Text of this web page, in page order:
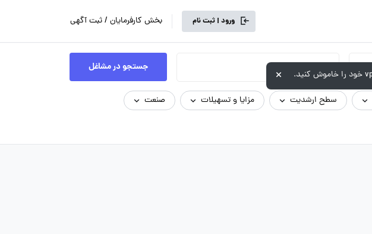
ورود | ثبت نام بخش کارفرمایان / ثبت آگهی
جستجو در مشاغل
سطح ارشدیت مزایا و تسهیلات
صنعت